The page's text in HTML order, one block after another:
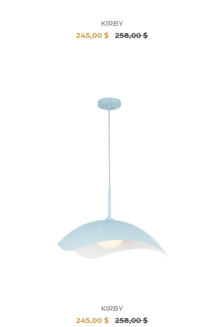
KIRBY
245,00 $ 258,00 $
KIRBY
245,00 $ 258,00 $